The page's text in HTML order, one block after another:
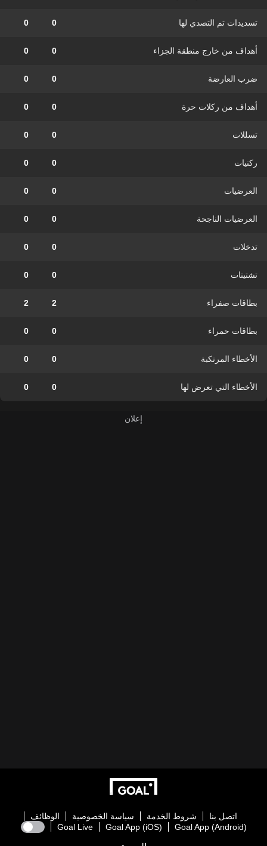
تسديدات تم التصدي لها 0
0
أهداف من خارج منطقة الجزاء 0
0
ضرب العارضة 0
0
أهداف من ركلات حرة 0
0
تسللات 0
0
ركنيات 0
0
العرضيات 0
0
العرضيات الناجحة 0
0
تدخلات 0
0
تشتيتات 0
0
بطاقات صفراء 2
2
بطاقات حمراء 0
0
الأخطاء المرتكبة 0
0
الأخطاء التي تعرض لها 0
0
اتصل بنا شروط الخدمة سياسة الخصوصية
الوظائف
Goal App (Android)
Goal App (iOS)
Goal Live